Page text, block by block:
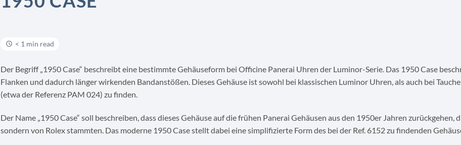
< 1 min read
Der Begriff „1950 Case“ beschreibt eine bestimmte Gehäuseform bei Officine Panerai Uhren der Luminor-Serie. Das 1950 Case
Flanken und dadurch länger wirkenden Bandanstößen. Dieses Gehäuse ist sowohl bei klassischen Luminor Uhren, als auch bei
(etwa der Referenz PAM 024) zu finden.
Der Name „1950 Case“ soll beschreiben, dass dieses Gehäuse auf die frühen Panerai Gehäusen aus den 1950er Jahren
sondern von Rolex stammten. Das moderne 1950 Case stellt dabei eine simplifizierte Form des bei der Ref. 6152 zu findenden